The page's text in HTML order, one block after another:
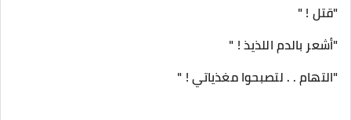
"قتل ! "
"أشعر بالدم اللذيذ ! "
"التهام . . لتصبحوا مغذياتي ! "